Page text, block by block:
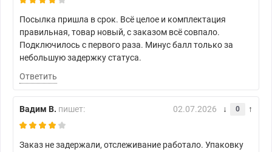
Посылка пришла в срок. Всё целое и комплектация
правильная, товар новый, с заказом всё совпало.
Подключилось с первого раза. Минус балл только за
небольшую задержку статуса.
Ответить
Вадим В. пишет: 02.07.2026 0
Заказ не задержали, отслеживание работало. Упаковку